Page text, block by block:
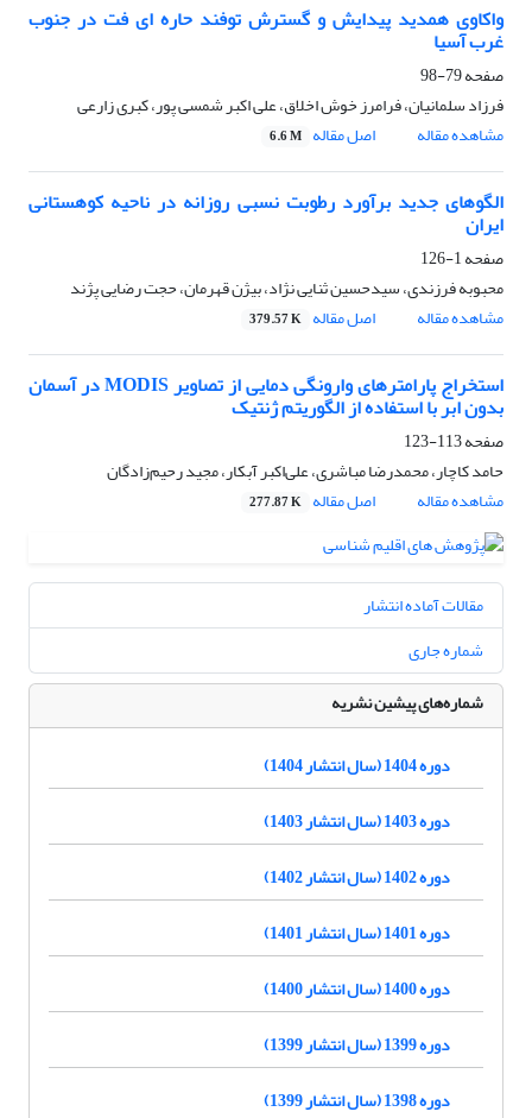
واکاوی همدید پیدایش و گسترش توفند حاره ای فت در جنوب
غرب آسیا
صفحه79-98
فرزاد سلمانیان، فرامرز خوش اخلاق، علی اکبر شمسی پور، کبری زارعی
مشاهده مقاله
اصل مقاله 6.6 M
الگوهای جدید برآورد رطوبت نسبی روزانه در ناحیه کوهستانی
ایران
صفحه1-126
محبوبه فرزندی، سیدحسین ثنایی نژاد، بیژن قهرمان، حجت رضایی پژند
مشاهده مقاله
اصل مقاله 379.57 K
استخراج پارامترهای وارونگی دمایی از تصاویر MODIS در آسمان
بدون ابر با استفاده از الگوریتم ژنتیک
صفحه113-123
حامد کاچار، محمدرضا مباشری، علی‌اکبر آبکار، مجید رحیم‌زادگان
مشاهده مقاله
اصل مقاله 277.87 K
مقالات آماده انتشار
شماره جاری
شماره‌های پیشین نشریه
دوره 1404 (سال انتشار 1404)
دوره 1403 (سال انتشار 1403)
دوره 1402 (سال انتشار 1402)
دوره 1401 (سال انتشار 1401)
دوره 1400 (سال انتشار 1400)
دوره 1399 (سال انتشار 1399)
دوره 1398 (سال انتشار 1399)